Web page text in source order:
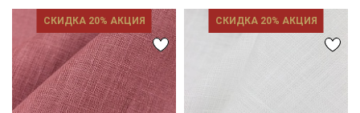
СКИДКА 20% АКЦИЯ СКИДКА 20% АКЦИЯ